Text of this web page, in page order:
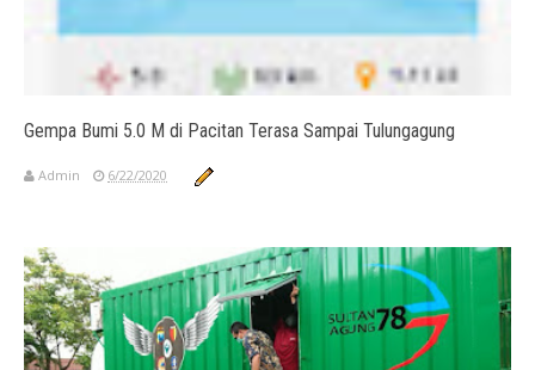
Gempa Bumi 5.0 M di Pacitan Terasa Sampai Tulungagung
Admin 6/22/2020